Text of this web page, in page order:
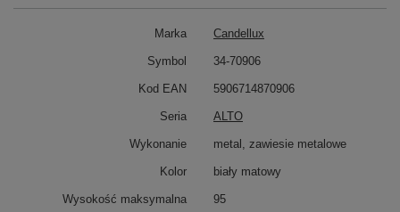
Marka Candellux
Symbol 34-70906
Kod EAN 5906714870906
Seria ALTO
Wykonanie metal, zawiesie metalowe
Kolor biały matowy
Wysokość maksymalna 95